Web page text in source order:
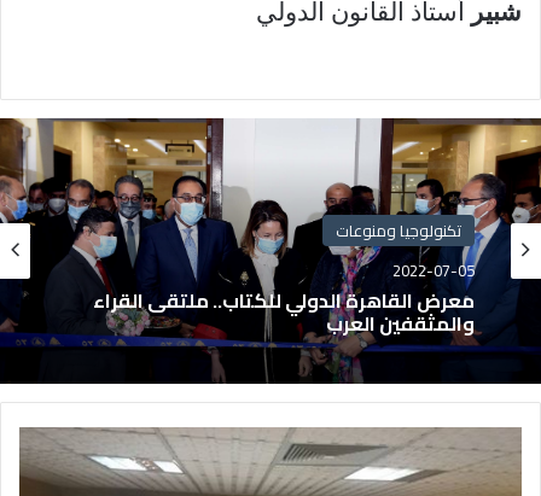
شبير أستاذ القانون الدولي
تكنولوجيا ومنوعات
2022-07-05
معرض القاهرة الدولي للكتاب.. ملتقى القراء
والمثقفين العرب